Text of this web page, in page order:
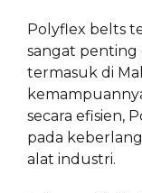
Polyflex belts
sangat penting
termasuk di
secara efisien,
pada
alat industri.